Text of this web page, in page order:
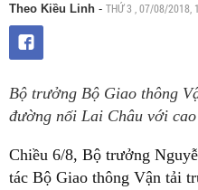
Theo Kiều Linh - THỨ 3 , 07/08/2018,
Bộ trưởng Bộ Giao thông
đường nối Lai Châu với
Chiều 6/8, Bộ trưởng
tác Bộ Giao thông Vận tải